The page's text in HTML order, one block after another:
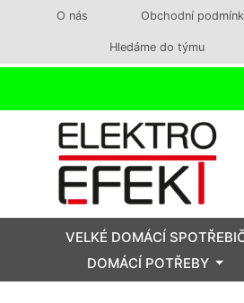
O nás Obchodní
Hledáme do týmu
VELKÉ DOMÁCÍ
DOMÁCÍ POTŘEBY